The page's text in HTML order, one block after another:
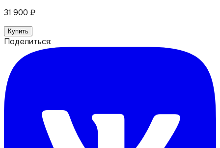
31 900 ₽
Купить
Поделиться: